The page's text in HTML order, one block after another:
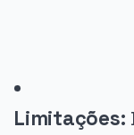
Limitações: